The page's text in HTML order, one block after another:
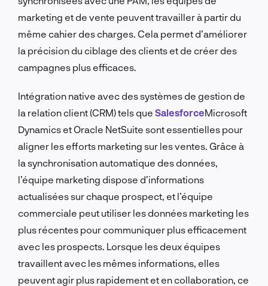
marketing et de vente peuvent travailler à partir du
même cahier des charges. Cela permet d’améliorer
la précision du ciblage des clients et de créer des
campagnes plus efficaces.
Intégration native avec des systèmes de gestion de
la relation client (CRM) tels que SalesforceMicrosoft
Dynamics et Oracle NetSuite sont essentielles pour
aligner les efforts marketing sur les ventes. Grâce à
la synchronisation automatique des données,
l’équipe marketing dispose d’informations
actualisées sur chaque prospect, et l’équipe
commerciale peut utiliser les données marketing les
plus récentes pour communiquer plus efficacement
avec les prospects. Lorsque les deux équipes
travaillent avec les mêmes informations, elles
peuvent agir plus rapidement et en collaboration, ce